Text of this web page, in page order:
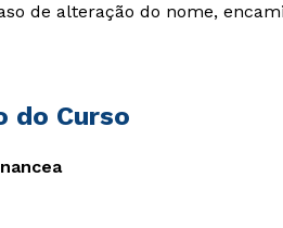
de alteração do nome,
do Curso